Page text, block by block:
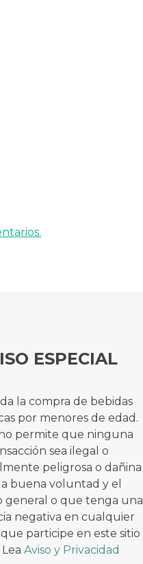
ESPECIAL
la compra de bebidas
por menores de edad.
permite que ninguna
sea ilegal o
peligrosa o dañina
buena voluntad y el
general o que tenga una
negativa en cualquier
participe en este sitio
LeaAviso y Privacidad